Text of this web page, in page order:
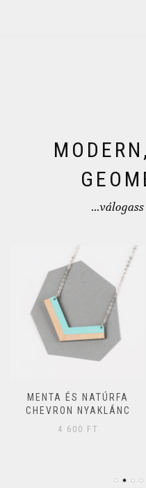
MENTA ÉS NATÚRFA
CHEVRON NYAKLÁNC
4 600 FT